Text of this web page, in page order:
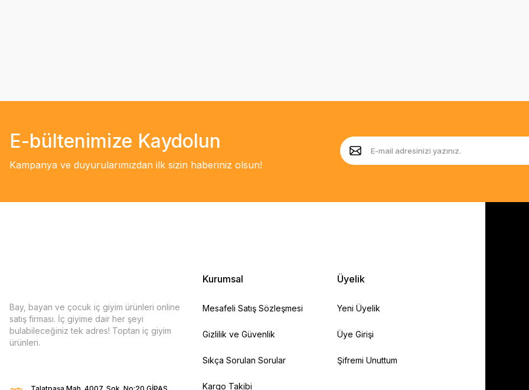
E-bültenimize Kaydolun
Kampanya ve duyurularımızdan ilk sizin haberiniz olsun!
Bay, bayan ve çocuk iç giyim ürünleri online
satış firması. İç giyime dair her şeyi
bulabileceğiniz tek adres! Toptan iç giyim
ürünleri.
Kurumsal
Mesafeli Satış Sözleşmesi
Gizlilik ve Güvenlik
Sıkça Sorulan Sorular
Kargo Takibi
Üyelik
Yeni Üyelik
Üye Girişi
Şifremi Unuttum